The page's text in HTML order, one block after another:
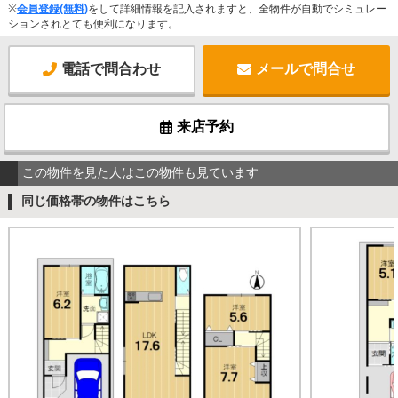
※会員登録(無料)をして詳細情報を記入されますと、全物件が自動でシミュレー
ションされとても便利になります。
電話で問合わせ メールで問合せ
来店予約
この物件を見た人はこの物件も見ています
同じ価格帯の物件はこちら